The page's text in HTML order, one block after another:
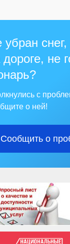
убран
дороге, не
с
о ней!
Сообщить о